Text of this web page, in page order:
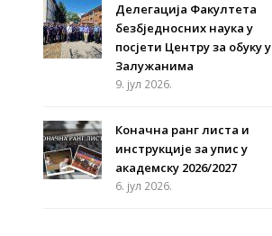
Делегација Факултета
безбједносних наука у
посјети Центру за обуку у
Залужанима
9. јул 2026.
Коначна ранг листа и
инструкције за упис у
академску 2026/2027
6. јул 2026.